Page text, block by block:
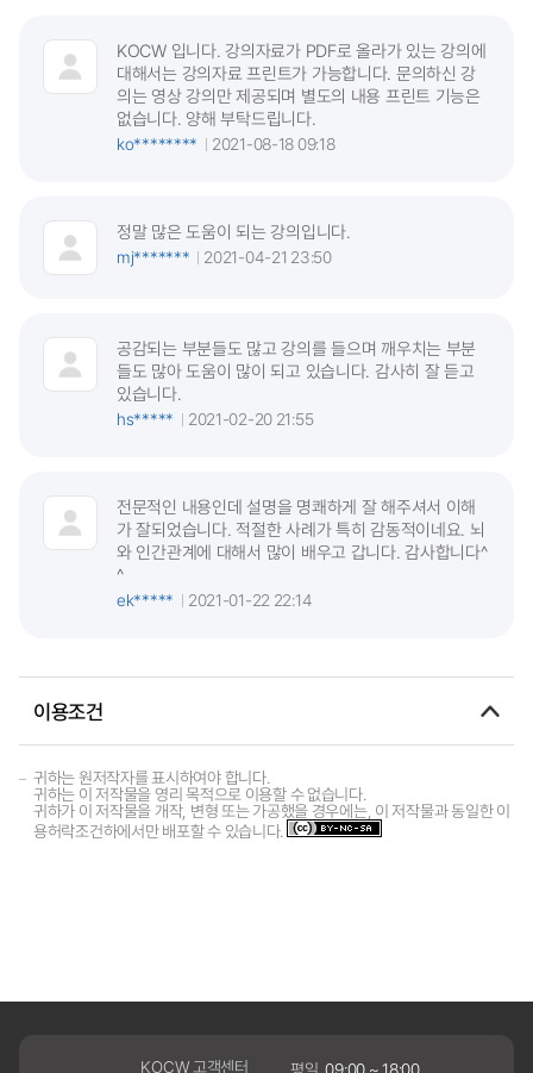
KOCW 입니다. 강의자료가 PDF로 올라가 있는 강의에
대해서는 강의자료 프린트가 가능합니다. 문의하신 강
의는 영상 강의만 제공되며 별도의 내용 프린트 기능은
없습니다. 양해 부탁드립니다.
ko********
2021-08-18 09:18
정말 많은 도움이 되는 강의입니다.
mj*******
2021-04-21 23:50
공감되는 부분들도 많고 강의를 들으며 깨우치는 부분
들도 많아 도움이 많이 되고 있습니다. 감사히 잘 듣고
있습니다.
hs*****
2021-02-20 21:55
전문적인 내용인데 설명을 명쾌하게 잘 해주셔서 이해
가 잘되었습니다. 적절한 사례가 특히 감동적이네요. 뇌
와 인간관계에 대해서 많이 배우고 갑니다. 감사합니다^
^
ek*****
2021-01-22 22:14
이용조건
귀하는 원저작자를 표시하여야 합니다.
귀하는 이 저작물을 영리 목적으로 이용할 수 없습니다.
귀하가 이 저작물을 개작, 변형 또는 가공했을 경우에는, 이 저작물과 동일한 이
용허락조건하에서만 배포할 수 있습니다.
KOCW 고객센터 평일 09:00 ~ 18:00